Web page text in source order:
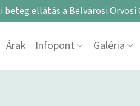
beteg ellátás a Belvárosi
Árak Infopont Galéria